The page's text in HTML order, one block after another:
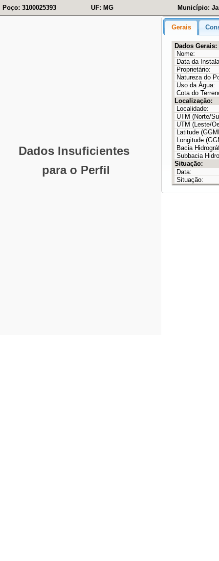
Poço: 3100025393 UF: MG Município:
Gerais
Dados Gerais:
Nome:
Data da
Proprietário:
Natureza do
Uso da Água:
Cota do
Localização:
Localidade:
UTM (Norte/
UTM (Leste/
Latitude
Longitude
Bacia
Subbacia
Situação:
Data:
Situação: